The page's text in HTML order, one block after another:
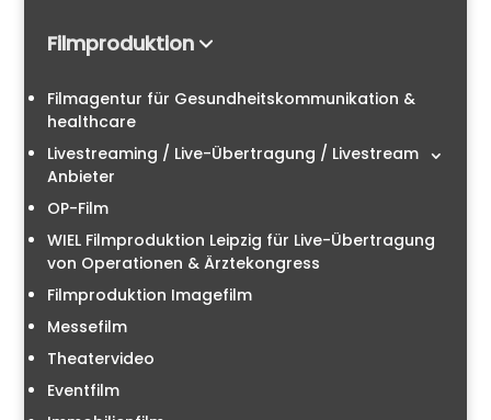
Filmproduktion
Filmagentur für Gesundheitskommunikation &
healthcare
Livestreaming / Live-Übertragung / Livestream
Anbieter
OP-Film
WIEL Filmproduktion Leipzig für Live-Übertragung
von Operationen & Ärztekongress
Filmproduktion Imagefilm
Messefilm
Theatervideo
Eventfilm